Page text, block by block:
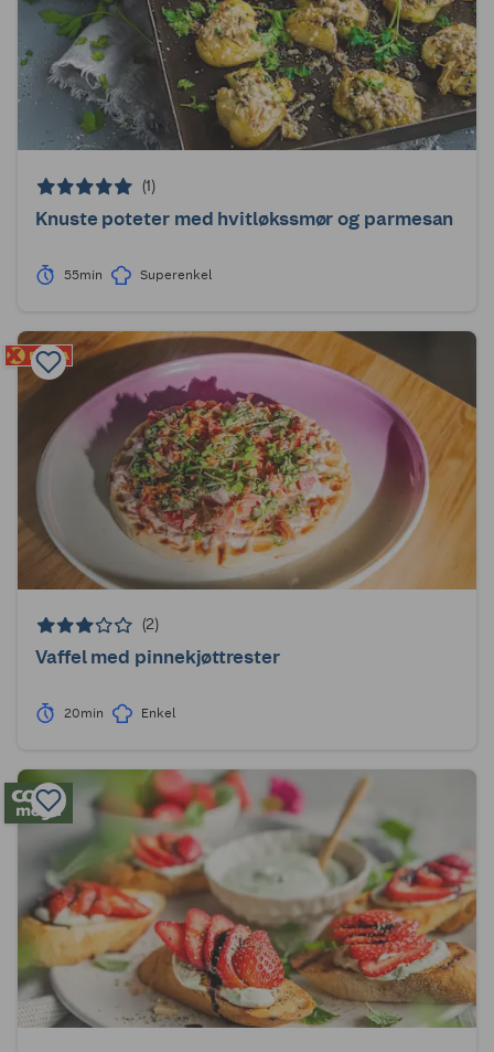
(1)
Knuste poteter med hvitløkssmør og parmesan
55min Superenkel
(2)
Vaffel med pinnekjøttrester
20min Enkel